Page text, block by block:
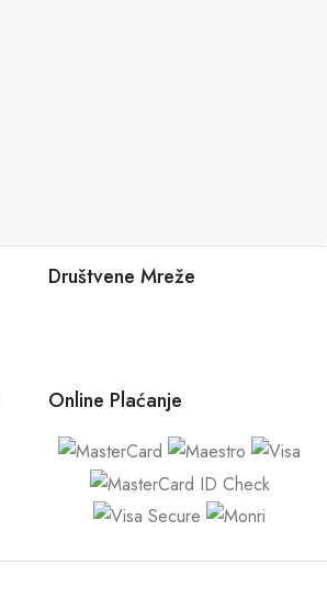
Društvene Mreže
Online Plaćanje